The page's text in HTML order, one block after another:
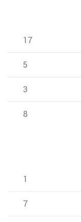
17
5
3
8
1
7